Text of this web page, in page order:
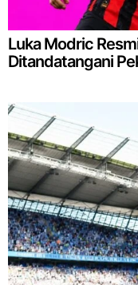
Luka Modric
Ditandatangani